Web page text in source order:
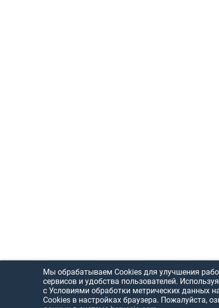
Мы обрабатываем Cookies для улучшения
сервисов и удобства пользователей.
с Условиями обработки метрических данных
Cookies в настройках браузера. Пожалуйста,